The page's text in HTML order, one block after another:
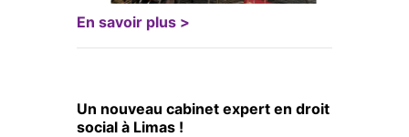
En savoir plus >
Un nouveau cabinet expert en droit
social à Limas !